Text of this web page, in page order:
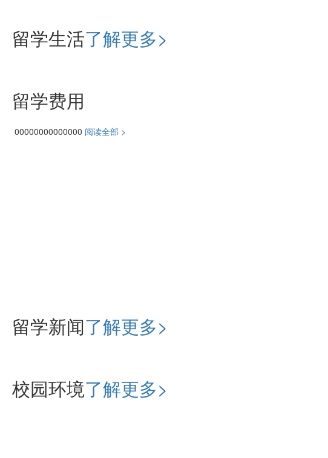
留学生活了解更多>
留学费用
00000000000000 阅读全部 >
留学新闻了解更多>
校园环境了解更多>